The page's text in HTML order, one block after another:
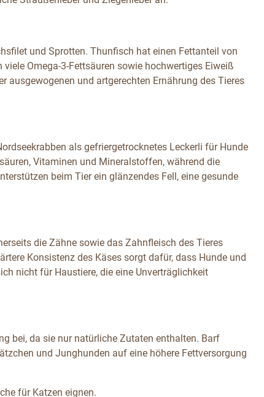
und Sprotten. Thunfisch hat einen Fettanteil von
Omega-3-Fettsäuren sowie hochwertiges Eiweiß
ausgewogenen und artgerechten Ernährung des Tieres
als gefriergetrocknetes Leckerli für Hunde
Vitaminen und Mineralstoffen, während die
beim Tier ein glänzendes Fell, eine gesunde
die Zähne sowie das Zahnfleisch des Tieres
Konsistenz des Käses sorgt dafür, dass Hunde und
nicht für Haustiere, die eine Unverträglichkeit
bei, da sie nur natürliche Zutaten enthalten. Barf
und Junghunden auf eine höhere Fettversorgung
für Katzen eignen.